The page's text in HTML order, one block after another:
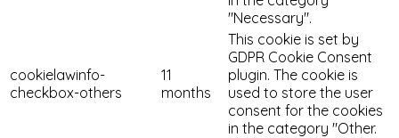
"Necessary".
cookielawinfo-
checkbox-others
11
months
This cookie is set by
GDPR Cookie Consent
plugin. The cookie is
used to store the user
consent for the cookies
in the category "Other.